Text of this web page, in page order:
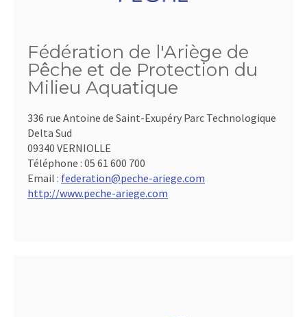
Fédération de l'Ariège de
Pêche et de Protection du
Milieu Aquatique
336 rue Antoine de Saint-Exupéry Parc Technologique
Delta Sud
09340 VERNIOLLE
Téléphone : 05 61 600 700
Email : federation@peche-ariege.com
http://www.peche-ariege.com